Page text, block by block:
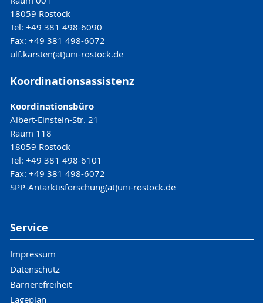
18059 Rostock
Tel: +49 381 498-6090
Fax: +49 381 498-6072
ulf.karsten(at)uni-rostock.de
Koordinationsassistenz
Koordinationsbüro
Albert-Einstein-Str. 21
Raum 118
18059 Rostock
Tel: +49 381 498-6101
Fax: +49 381 498-6072
SPP-Antarktisforschung(at)uni-rostock.de
Service
Impressum
Datenschutz
Barrierefreiheit
Lageplan